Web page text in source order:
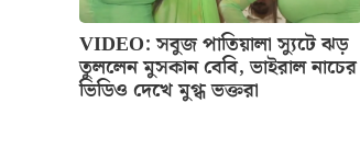
VIDEO: সবুজ পাতিয়ালা স্যুটে ঝড়
তুললেন মুসকান বেবি, ভাইরাল নাচের
ভিডিও দেখে মুগ্ধ ভক্তরা